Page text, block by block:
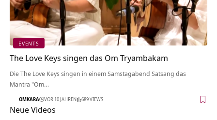
EVENTS
The Love Keys singen das Om Tryambakam
Die The Love Keys singen in einem Samstagabend Satsang das
Mantra "Om…
OMKARA VOR 10 JAHREN 689 VIEWS
Neue Videos